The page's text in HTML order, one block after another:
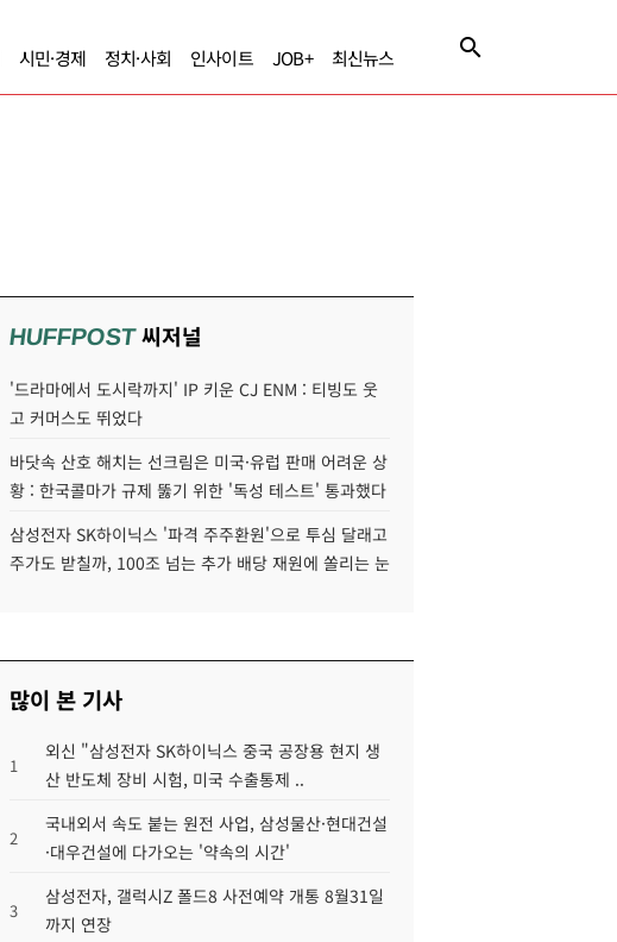
시민·경제 정치·사회 인사이트 JOB+ 최신뉴스
HUFFPOST씨저널
'드라마에서 도시락까지' IP 키운 CJ ENM : 티빙도 웃
고 커머스도 뛰었다
바닷속 산호 해치는 선크림은 미국·유럽 판매 어려운 상
황 : 한국콜마가 규제 뚫기 위한 '독성 테스트' 통과했다
삼성전자 SK하이닉스 '파격 주주환원'으로 투심 달래고
주가도 받칠까, 100조 넘는 추가 배당 재원에 쏠리는 눈
많이 본 기사
1
외신 "삼성전자 SK하이닉스 중국 공장용 현지 생
산 반도체 장비 시험, 미국 수출통제 ..
2
국내외서 속도 붙는 원전 사업, 삼성물산·현대건설
·대우건설에 다가오는 '약속의 시간'
3
삼성전자, 갤럭시Z 폴드8 사전예약 개통 8월31일
까지 연장